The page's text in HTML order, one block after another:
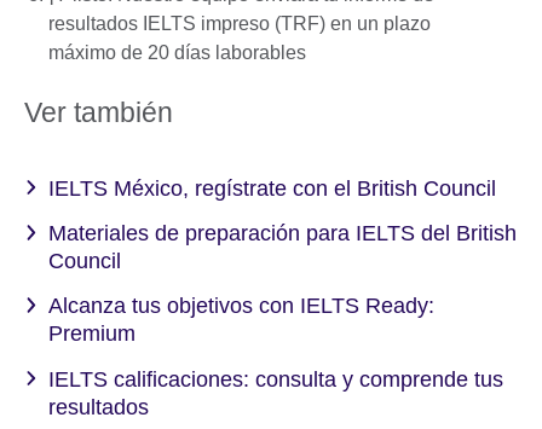
resultados IELTS impreso (TRF) en un plazo
máximo de 20 días laborables
Ver también
IELTS México, regístrate con el British Council
Materiales de preparación para IELTS del British
Council
Alcanza tus objetivos con IELTS Ready:
Premium
IELTS calificaciones: consulta y comprende tus
resultados